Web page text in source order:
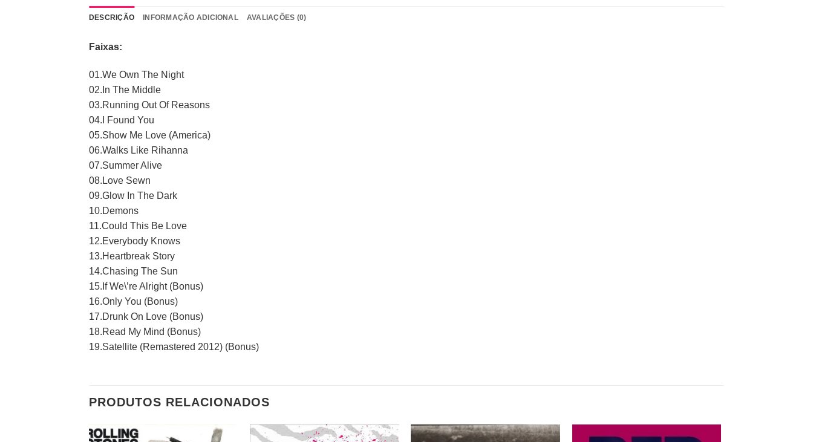
DESCRIÇÃO INFORMAÇÃO ADICIONAL AVALIAÇÕES (0)
Faixas:
01.We Own The Night
02.In The Middle
03.Running Out Of Reasons
04.I Found You
05.Show Me Love (America)
06.Walks Like Rihanna
07.Summer Alive
08.Love Sewn
09.Glow In The Dark
10.Demons
11.Could This Be Love
12.Everybody Knows
13.Heartbreak Story
14.Chasing The Sun
15.If We\’re Alright (Bonus)
16.Only You (Bonus)
17.Drunk On Love (Bonus)
18.Read My Mind (Bonus)
19.Satellite (Remastered 2012) (Bonus)
PRODUTOS RELACIONADOS